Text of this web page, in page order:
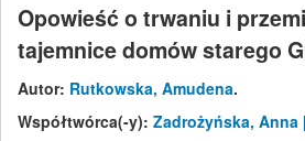
Opowieść o trwaniu i
tajemnice domów starego
Autor: Rutkowska, Amudena.
Współtwórca(-y): Zadrożyńska, Anna